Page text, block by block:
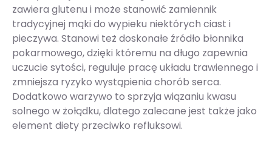
zawiera glutenu i może stanowić zamiennik
tradycyjnej mąki do wypieku niektórych ciast i
pieczywa. Stanowi też doskonałe źródło błonnika
pokarmowego, dzięki któremu na długo zapewnia
uczucie sytości, reguluje pracę układu trawiennego i
zmniejsza ryzyko wystąpienia chorób serca.
Dodatkowo warzywo to sprzyja wiązaniu kwasu
solnego w żołądku, dlatego zalecane jest także jako
element diety przeciwko refluksowi.